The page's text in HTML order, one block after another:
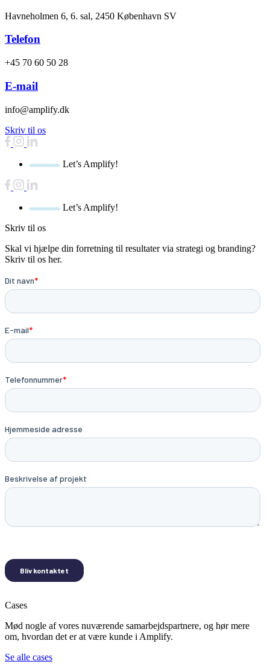
Havneholmen 6, 6. sal, 2450 København SV
Telefon
+45 70 60 50 28
E-mail
info@amplify.dk
Skriv til os
Let’s Amplify!
Let’s Amplify!
Skriv til os
Skal vi hjælpe din forretning til resultater via strategi og branding?
Skriv til os her.
Cases
Mød nogle af vores nuværende samarbejdspartnere, og hør mere
om, hvordan det er at være kunde i Amplify.
Se alle cases